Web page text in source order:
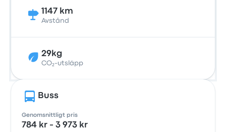
1147 km
Avstånd
29kg
CO₂-utsläpp
Buss
Genomsnittligt pris
784 kr - 3 973 kr